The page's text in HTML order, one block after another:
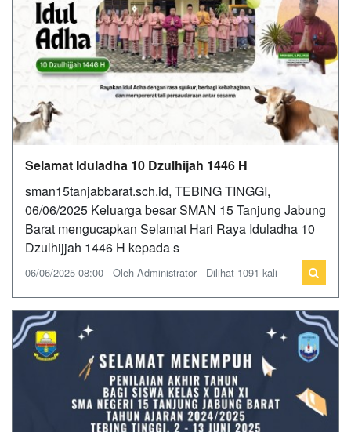
Selamat Iduladha 10 Dzulhijah 1446 H
sman15tanjabbarat.sch.id, TEBING TINGGI,
06/06/2025 Keluarga besar SMAN 15 Tanjung Jabung
Barat mengucapkan Selamat Hari Raya Iduladha 10
Dzulhijjah 1446 H kepada s
06/06/2025 08:00 - Oleh Administrator - Dilihat 1091 kali